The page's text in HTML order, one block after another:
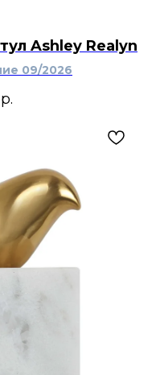
Ashley Realyn
09/2026
р.